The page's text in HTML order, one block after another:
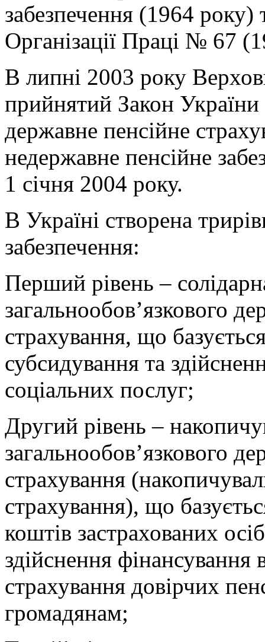
забезпечення (1964
Організації Праці № 67
В липні 2003 року
прийнятий Закон
державне пенсійне
недержавне пенсійне
1 січня 2004 року.
В Україні створена
забезпечення:
Перший рівень –
загальнообов’язкового
страхування, що
субсидування та
соціальних послуг;
Другий рівень –
загальнообов’язкового
страхування
страхування), що
коштів застрахованих
здійснення фінансування
страхування довірчих
громадянам;